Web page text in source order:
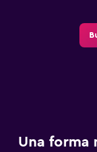
Una forma